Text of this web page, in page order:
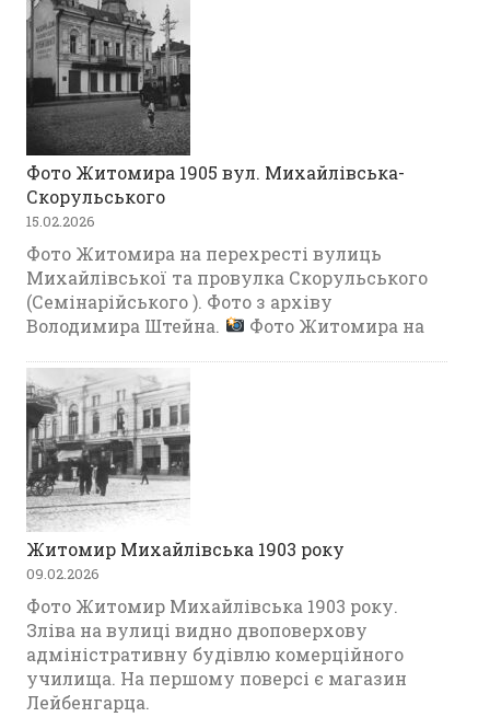
Фото Житомира 1905 вул. Михайлівська-
Скорульського
15.02.2026
Фото Житомира на перехресті вулиць
Михайлівської та провулка Скорульського
(Семінарійського ). Фото з архіву
Володимира Штейна.
Фото Житомира на
Житомир Михайлівська 1903 року
09.02.2026
Фото Житомир Михайлівська 1903 року.
Зліва на вулиці видно двоповерхову
адміністративну будівлю комерційного
училища. На першому поверсі є магазин
Лейбенгарца.